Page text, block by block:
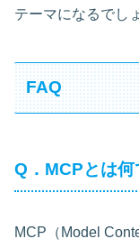
テーマになるでし
FAQ
Q．MCPとは何
MCP（Model